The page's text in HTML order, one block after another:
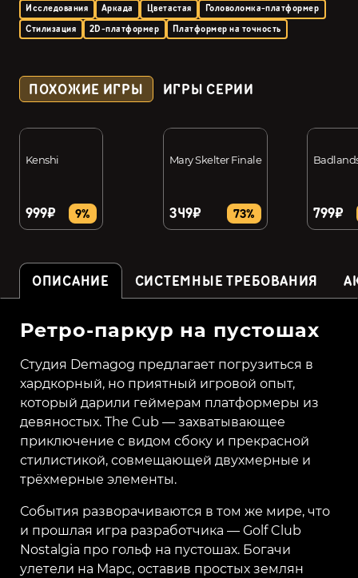
Исследования Аркада Цветастая
Головоломка-платформер
Стилизация
2D-платформер Платформер на точность
ПОХОЖИЕ ИГРЫ ИГРЫ СЕРИИ
Kenshi
999₽ 9%
Mary Skelter Finale
349₽ 73% 799₽
ОПИСАНИЕ СИСТЕМНЫЕ ТРЕБОВАНИЯ
Ретро-паркур на пустошах
Студия Demagog предлагает погрузиться в
хардкорный, но приятный игровой опыт,
который дарили геймерам платформеры из
девяностых. The Cub — захватывающее
приключение с видом сбоку и прекрасной
стилистикой, совмещающей двухмерные и
трёхмерные элементы.
События разворачиваются в том же мире, что
и прошлая игра разработчика — Golf Club
Nostalgia про гольф на пустошах. Богачи
улетели на Марс, оставив простых землян